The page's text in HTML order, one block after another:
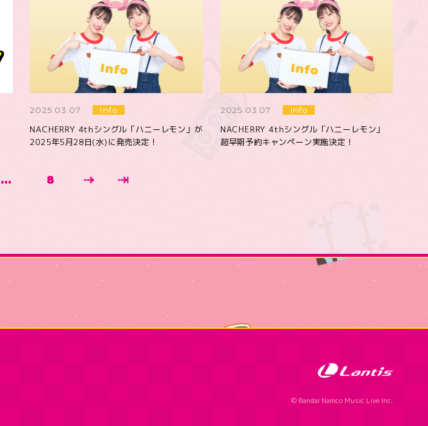
2025.03.07 Info
NACHERRY 4thシングル「ハニーレモン」が
2025年5月28日(水)に発売決定！
2025.03.07 Info
NACHERRY 4thシングル「ハニーレモン」
超早期予約キャンペーン実施決定！
… 8
© Bandai Namco Music Live Inc.